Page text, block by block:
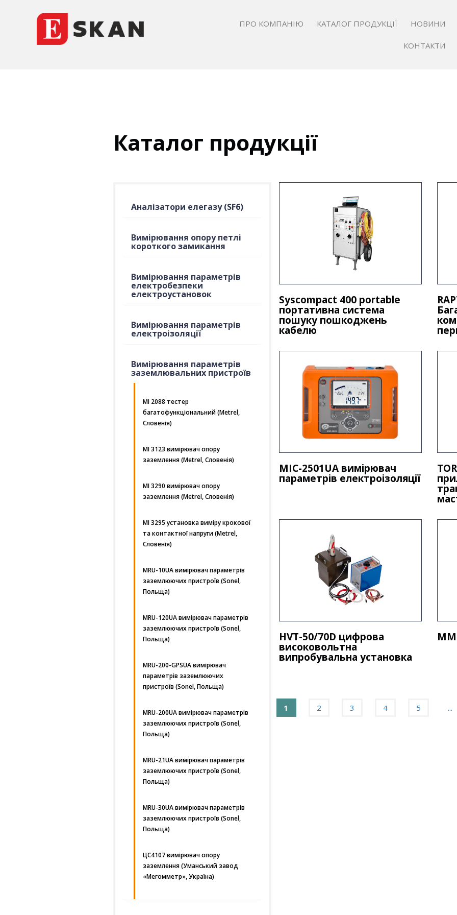
ПРО КОМПАНІЮ КАТАЛОГ ПРОДУКЦІЇ НОВИНИ
КОНТАКТИ
Каталог продукції
Аналізатори елегазу (SF6)
Вимірювання опору петлі
короткого замикання
Вимірювання параметрів
електробезпеки
електроустановок
Вимірювання параметрів
електроізоляції
Вимірювання параметрів
заземлювальних пристроїв
MI 2088 тестер
багатофункціональний (Metrel,
Словенія)
MI 3123 вимірювач опору
заземлення (Metrel, Словенія)
MI 3290 вимірювач опору
заземлення (Metrel, Словенія)
MI 3295 установка виміру крокової
та контактної напруги (Metrel,
Словенія)
MRU-10UA вимірювач параметрів
заземлюючих пристроїв (Sonel,
Польща)
MRU-120UA вимірювач параметрів
заземлюючих пристроїв (Sonel,
Польща)
MRU-200-GPSUA вимірювач
параметрів заземлюючих
пристроїв (Sonel, Польща)
MRU-200UA вимірювач параметрів
заземлюючих пристроїв (Sonel,
Польща)
MRU-21UA вимірювач параметрів
заземлюючих пристроїв (Sonel,
Польща)
MRU-30UA вимірювач параметрів
заземлюючих пристроїв (Sonel,
Польща)
ЦС4107 вимірювач опору
заземлення (Уманський завод
«Мегомметр», Україна)
Syscompact 400 portable
портативна система
пошуку пошкоджень
кабелю
MIC-2501UA вимірювач
параметрів електроізоляції
HVT-50/70D цифрова
високовольтна
випробувальна установка
1 2 3 4 5 ...